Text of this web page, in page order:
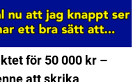
för 50 000 kr –
att skrika